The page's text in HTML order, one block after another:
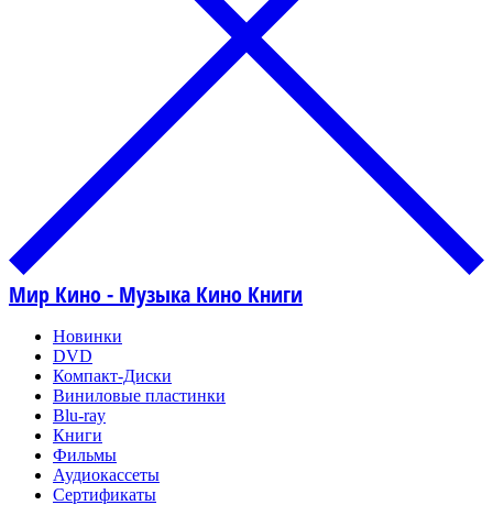
Мир Кино - Музыка Кино Книги
Новинки
DVD
Компакт-Диски
Виниловые пластинки
Blu-ray
Книги
Фильмы
Аудиокассеты
Сертификаты